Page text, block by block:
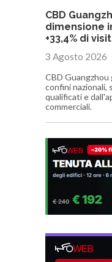
CBD
dimensione
+33,4% di
3 Agosto 2026
CBD
confini nazionali,
qualificati e
commerciali.